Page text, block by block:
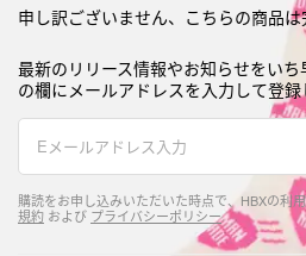
申し訳ございません、こちらの商品は
最新のリリース情報やお知らせをい
の欄にメールアドレスを入力して登録
購読をお申し込みいただいた時点で、HBXの利
規約 および プライバシーポリシー